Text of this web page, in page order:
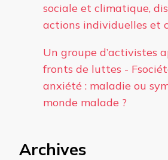
sociale et climatique,
actions individuelles et
Un groupe d’activistes
fronts de luttes -
anxiété : maladie ou
monde malade ?
Archives